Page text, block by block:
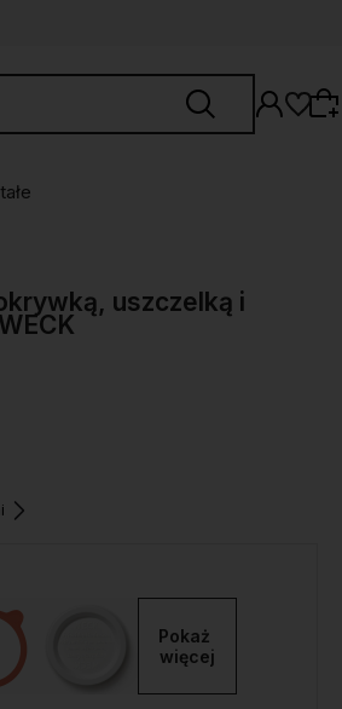
dla siebie z naszej aktualnej
się, aby przywrócić dodane
do listy z poprzedniej sesji.
uszczelką i
Pokaż
więcej